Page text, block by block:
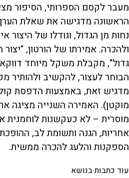
מעבר לקסם הספרותי, הסיפור
הראשונה מדגישה את שאלת הערך
נחות מן הגדול, וגודלו של היצור
ולהכרה. אמירתו של הורטון,
גדול", מקבלת משקל מיוחד
הבוחר לעצור, להקשיב ולהותיר
מדגיש זאת, באמצעות הדפסת
מוקטן). האמירה השנייה מציגה
מוסרית – לא כעקשנות לוחמנית
אחריות, הגנה ותשומת לב,
הספקנות והלעג להכרה ממשית.
עוד כתבות בנושא